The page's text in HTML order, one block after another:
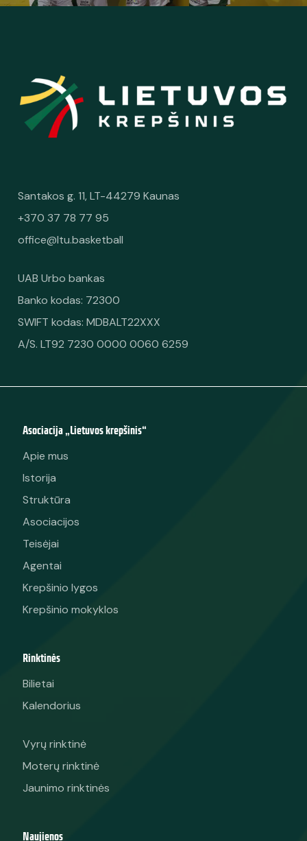
Santakos g. 11, LT-44279 Kaunas
+370 37 78 77 95
office@ltu.basketball
UAB Urbo bankas
Banko kodas: 72300
SWIFT kodas: MDBALT22XXX
A/S. LT92 7230 0000 0060 6259
Asociacija „Lietuvos krepšinis“
Apie mus
Istorija
Struktūra
Asociacijos
Teisėjai
Agentai
Krepšinio lygos
Krepšinio mokyklos
Rinktinės
Bilietai
Kalendorius
Vyrų rinktinė
Moterų rinktinė
Jaunimo rinktinės
Naujienos